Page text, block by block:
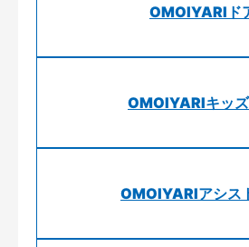
OMOIYARIド
OMOIYARIキッ
OMOIYARIアシス